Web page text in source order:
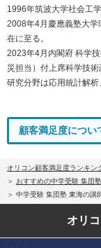
1996年筑波大学社会工
2008年4月慶應義塾大
在に至る。
2023年4月内閣府 科学
災担当）付上席科学技術
研究分野は応用統計解析
顧客満足度につい
オリコン顧客満足度ランキン
おすすめの中学受験 集団
中学受験 集団塾 東海の講
オリ